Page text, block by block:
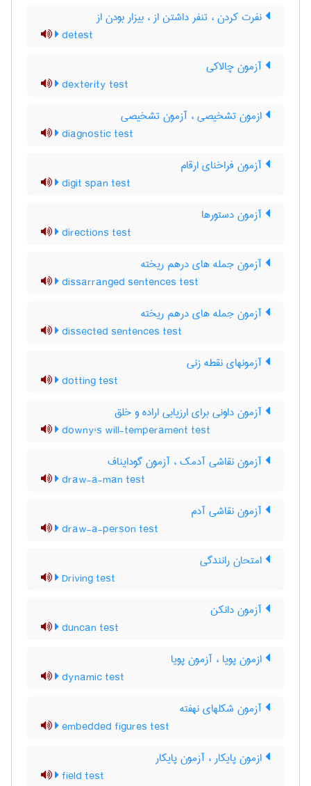
نفرت کردن ، تنفر داشتن از ، بیزار بودن از
detest
آزمون چالاکی
dexterity test
ازمون تشخیصی ، آزمون تشخیصی
diagnostic test
آزمون فراخنای ارقام
digit span test
آزمون دستورها
directions test
آزمون جمله های درهم ریخته
dissarranged sentences test
آزمون جمله های درهم ریخته
dissected sentences test
آزمونهای نقطه زنی
dotting test
آزمون داونی برای ارزیابی اراده و خلق
downy's will-temperament test
آزمون نقاشی آدمک ، آزمون گودایناف
draw-a-man test
آزمون نقاشی آدم
draw-a-person test
امتحان رانندگی
Driving test
آزمون دانکن
duncan test
ازمون پویا ، آزمون پویا
dynamic test
آزمون شکلهای نهفته
embedded figures test
ازمون پایکار ، آزمون پایکار
field test